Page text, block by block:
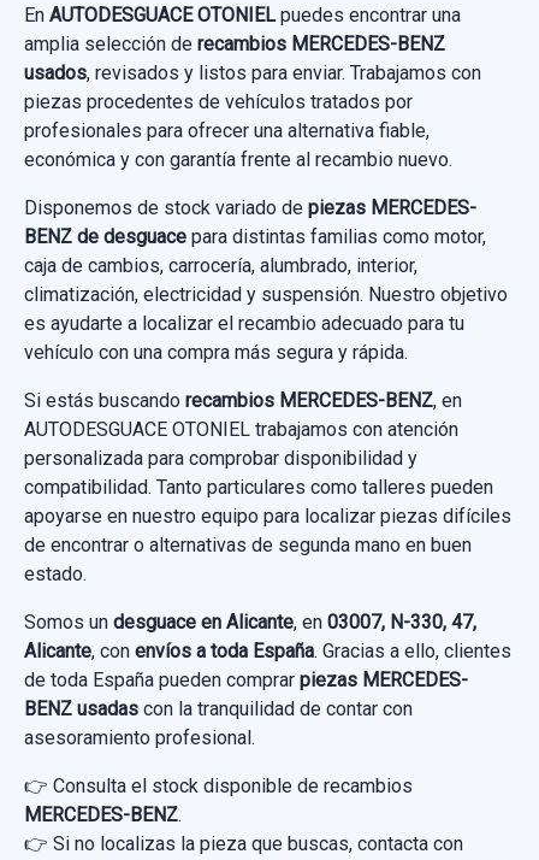
CERRADURA PUERTA TRASERA IZQUIERDA
A2047302735 A2047302735 4 PINS
CERRADURA PUERTA TRASERA
IZQUIERDA... usado.
220 CDI (117.303)
Garantía 1 año
Ref:634820 OEM:
10,74 €
Sin IVA, gastos de envío no incluidos.
Sin IVA, gastos de envío no incluidos.
Consultar por whatsapp
CM
TRANSMISION CENTRAL AUTOMATICO...
usado.
MERCEDES-BENZ CLASE CLA (W117) CLA
Garantía 1 año
220 CDI (117.303)
Garantía 1 año
Ref:636029 OEM:A2078200542
46,27 €
Sin IVA, gastos de envío no incluidos.
Consultar por whatsapp
MOTOR ELEVALUNAS TRASERO IZQUIERDO
A61041110 6 PINS
MERCEDES-BENZ CLASE CLA (W117) CLA
220 CDI (117.303)
Garantía 1 año
637111
140,00 €
Sin IVA, gastos de envío no incluidos.
Consultar por whatsapp
SALPICADERO REFUERZO INTERIOR
AMORTIGUADOR TRASERO DERECHO
AMORTIGUADOR TRASERO DERECHO
usado.
220 CDI (117.303)
Garantía 1 año
Ref:660270
35,00 €
Sin IVA, gastos de envío no incluidos.
Consultar por whatsapp
En AUTODESGUACE OTONIELpuedes encontrar una
amplia selección de recambios MERCEDES-BENZ
usados, revisados y listos para enviar. Trabajamos con
piezas procedentes de vehículos tratados por
profesionales para ofrecer una alternativa fiable,
económica y con garantía frente al recambio nuevo.
Disponemos de stock variado de piezas MERCEDES-
BENZ de desguace para distintas familias como motor,
caja de cambios, carrocería, alumbrado, interior,
climatización, electricidad y suspensión. Nuestro objetivo
es ayudarte a localizar el recambio adecuado para tu
vehículo con una compra más segura y rápida.
Si estás buscando recambios MERCEDES-BENZ, en
AUTODESGUACE OTONIEL trabajamos con atención
personalizada para comprobar disponibilidad y
compatibilidad. Tanto particulares como talleres pueden
apoyarse en nuestro equipo para localizar piezas difíciles
de encontrar o alternativas de segunda mano en buen
estado.
Somos un desguace en Alicante, en 03007, N-330, 47,
Alicante, con envíos a toda España. Gracias a ello, clientes
de toda España pueden comprar piezas MERCEDES-
BENZ usadas con la tranquilidad de contar con
asesoramiento profesional.
👉 Consulta el stock disponible de recambios
MERCEDES-BENZ.
👉 Si no localizas la pieza que buscas, contacta con